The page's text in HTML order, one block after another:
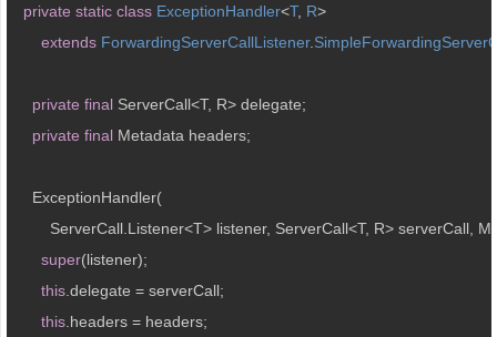
private static class ExceptionHandler<T, R>
extends ForwardingServerCallListener.
private final ServerCall<T, R> delegate;
private final Metadata headers;
    ExceptionHandler(
ServerCall.Listener<T> listener, ServerCall<T, R> serverCall,
super(listener);
this .delegate = serverCall;
this .headers = headers;